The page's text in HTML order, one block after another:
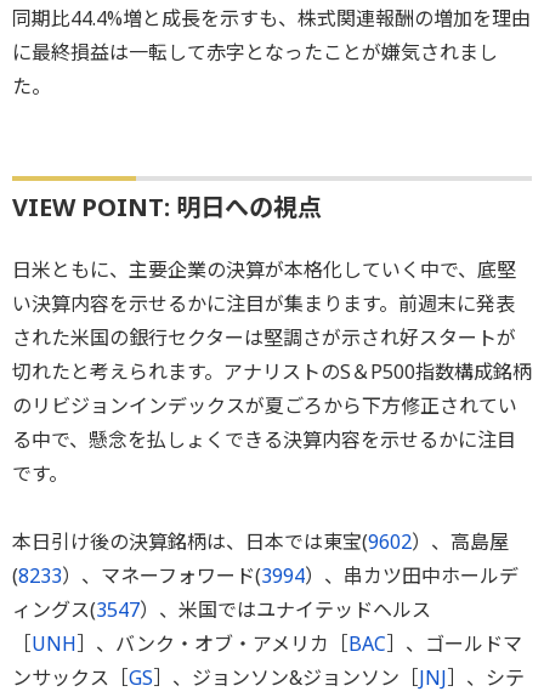
同期比44.4%増と成長を示すも、株式関連報酬の増加を理由
に最終損益は一転して赤字となったことが嫌気されまし
た。
VIEW POINT: 明日への視点
日米ともに、主要企業の決算が本格化していく中で、底堅
い決算内容を示せるかに注目が集まります。前週末に発表
された米国の銀行セクターは堅調さが示され好スタートが
切れたと考えられます。アナリストのS＆P500指数構成銘柄
のリビジョンインデックスが夏ごろから下方修正されてい
る中で、懸念を払しょくできる決算内容を示せるかに注目
です。
本日引け後の決算銘柄は、日本では東宝(9602）、高島屋
(8233）、マネーフォワード(3994）、串カツ田中ホールデ
ィングス(3547）、米国ではユナイテッドヘルス
［UNH］、バンク・オブ・アメリカ［BAC］、ゴールドマ
ンサックス［GS］、ジョンソン&ジョンソン［JNJ］、シテ